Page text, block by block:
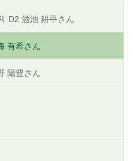
D2 酒池 耕平さん
有希さん
陽豊さん